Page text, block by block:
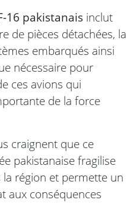
16 pakistanais inclut
de pièces détachées, la
embarqués ainsi
nécessaire pour
ces avions qui
de la force
craignent que ce
pakistanaise fragilise
région et permette un
aux conséquences